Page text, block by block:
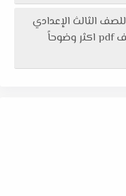
الثالث الإعدادي
الترم الأول 2026 لتوجيه القاهرة في ملف pdf اكثر وضوحاً